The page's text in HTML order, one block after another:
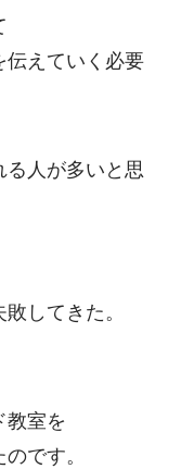
伝えていく必要
人が多いと思
してきた。
教室を
です。